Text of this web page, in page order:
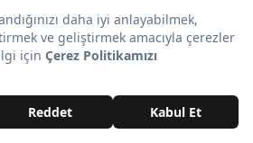
içecek sizi bekliyor